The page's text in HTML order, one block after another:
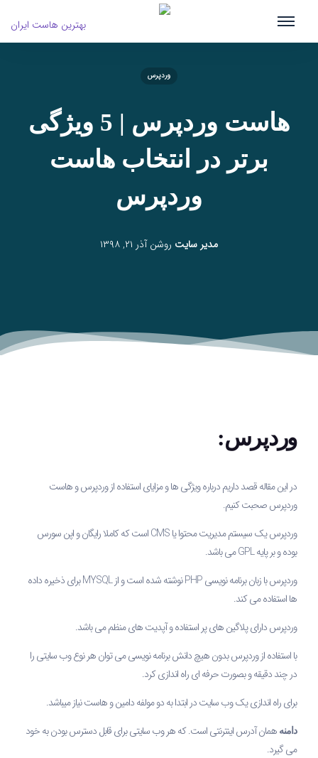
وردپرس
هاست وردپرس | 5 ویژگی
برتر در انتخاب هاست
وردپرس
مدیر سایت روشنآذر ۲۱, ۱۳۹۸
وردپرس:
در این مقاله قصد داریم درباره ویژگی ها و مزایای استفاده از وردپرس و هاست
وردپرس صحبت کنیم.
وردپرس یک سیستم مدیریت محتوا یا CMS است که کاملا رایگان و اپن سورس
بوده و بر پایه GPL می باشد.
وردپرس با زبان برنامه نویسی PHP نوشته شده است و از MYSQL برای ذخیره داده
ها استفاده می کند.
وردپرس دارای پلاگین های پر استفاده و آپدیت های منظم می باشد.
با استفاده از وردپرس بدون هیچ دانش برنامه نویسی می توان هر نوع وب سایتی را
در چند دقیقه و بصورت حرفه ای راه اندازی کرد.
برای راه اندازی یک وب سایت در ابتدا به دو مولفه دامین و هاست نیاز میباشد.
دامنه همان آدرس اینترنتی است. که هر وب سایتی برای قابل دسترس بودن به خود
می گیرد.